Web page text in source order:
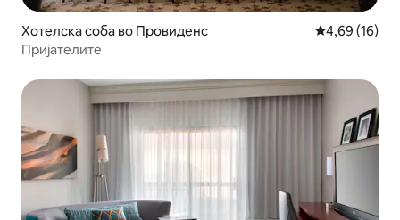
Хотелска соба во Провиденс Просечна
4,69 (16)
Пријателите